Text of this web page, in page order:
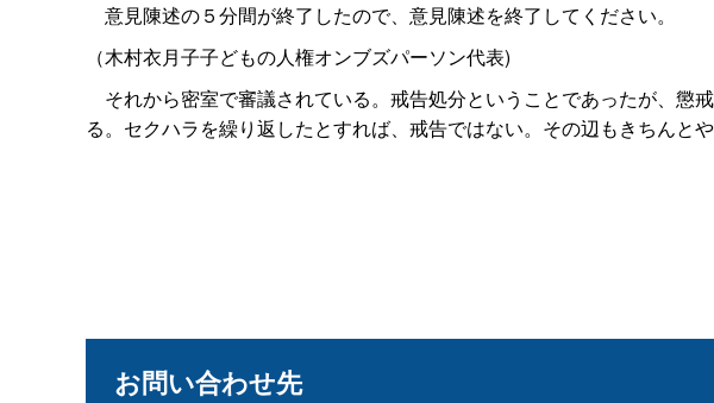
意見陳述の５分間が終了したので、意見陳述を終了してください。
（木村衣月子子どもの人権オンブズパーソン代表)
それから密室で審議されている。戒告処分ということであったが、懲
る。セクハラを繰り返したとすれば、戒告ではない。その辺もきちんと
お問い合わせ先